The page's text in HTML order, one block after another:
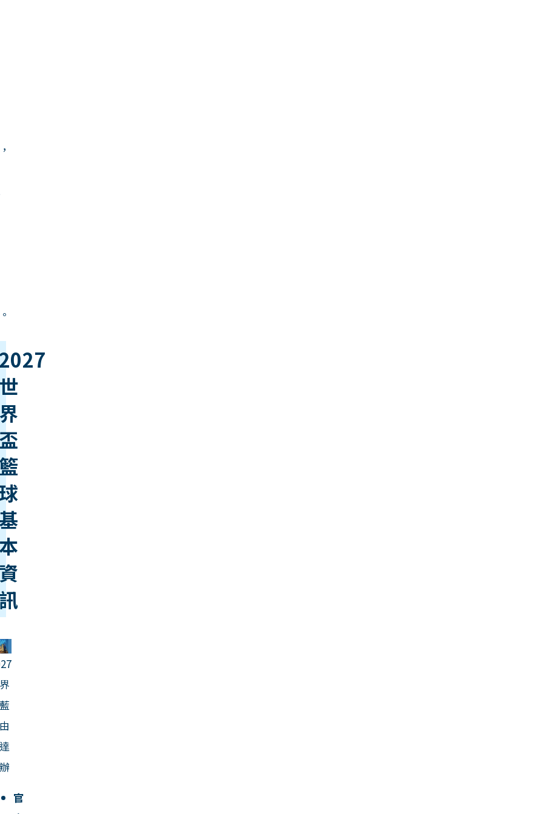
，
2027
世
界
盃
籃
基
本
資
訊
官